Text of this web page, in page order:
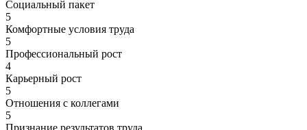
Социальный пакет
5
Комфортные условия труда
5
Профессиональный рост
4
Карьерный рост
5
Отношения с коллегами
5
Признание результатов труда